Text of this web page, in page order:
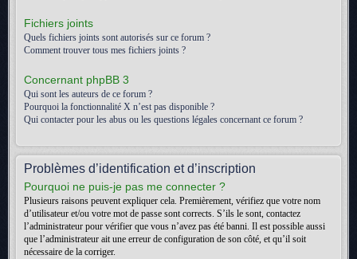
Fichiers joints
Quels fichiers joints sont autorisés sur ce forum ?
Comment trouver tous mes fichiers joints ?
Concernant phpBB 3
Qui sont les auteurs de ce forum ?
Pourquoi la fonctionnalité X n’est pas disponible ?
Qui contacter pour les abus ou les questions légales concernant ce forum ?
Problèmes d’identification et d’inscription
Pourquoi ne puis-je pas me connecter ?
Plusieurs raisons peuvent expliquer cela. Premièrement, vérifiez que votre nom
d’utilisateur et/ou votre mot de passe sont corrects. S’ils le sont, contactez
l’administrateur pour vérifier que vous n’avez pas été banni. Il est possible aussi
que l’administrateur ait une erreur de configuration de son côté, et qu’il soit
nécessaire de la corriger.